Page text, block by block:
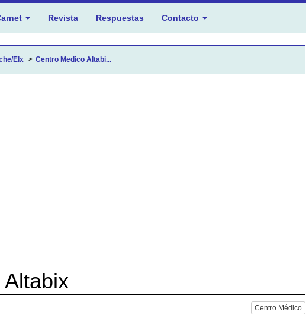
Revista Respuestas Contacto
Elx Centro Medico Altabi...
Centro Médico